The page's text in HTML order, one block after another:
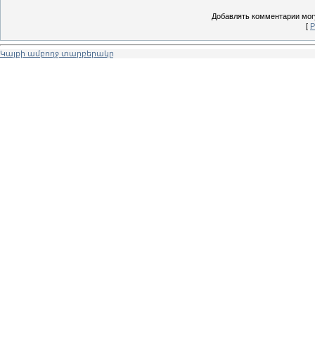
Добавлять комментарии
[
Կայքի ամբողջ տարբերակը